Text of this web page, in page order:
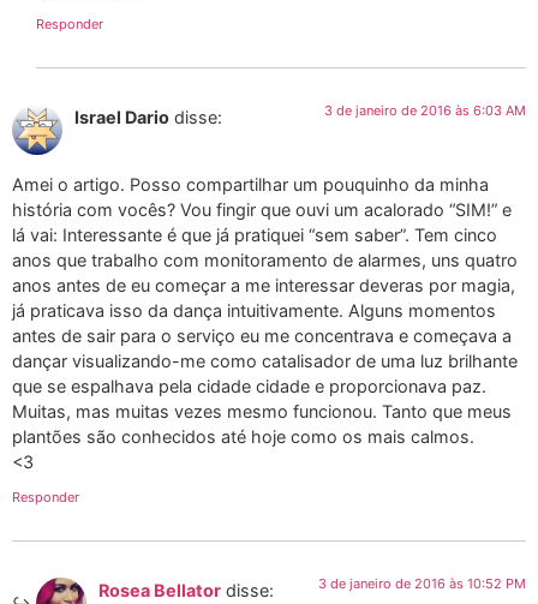
Responder
Israel Dario disse: 3 de janeiro de 2016 às 6:03 AM
Amei o artigo. Posso compartilhar um pouquinho da minha
história com vocês? Vou fingir que ouvi um acalorado “SIM!” e
lá vai: Interessante é que já pratiquei “sem saber”. Tem cinco
anos que trabalho com monitoramento de alarmes, uns quatro
anos antes de eu começar a me interessar deveras por magia,
já praticava isso da dança intuitivamente. Alguns momentos
antes de sair para o serviço eu me concentrava e começava a
dançar visualizando-me como catalisador de uma luz brilhante
que se espalhava pela cidade cidade e proporcionava paz.
Muitas, mas muitas vezes mesmo funcionou. Tanto que meus
plantões são conhecidos até hoje como os mais calmos.
<3
Responder
Rosea Bellator disse: 3 de janeiro de 2016 às 10:52 PM